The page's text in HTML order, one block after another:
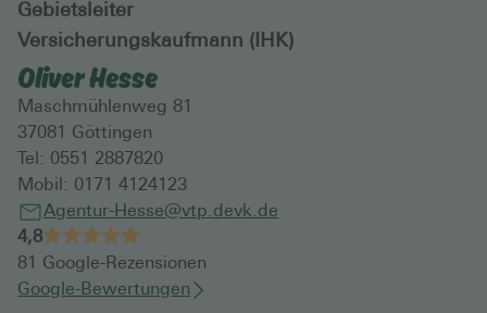
Gebietsleiter
Versicherungskaufmann (IHK)
Oliver Hesse
Maschmühlenweg 81
37081
Göttingen
Tel: 0551 2887820
Mobil: 0171 4124123
Agentur-Hesse@vtp.devk.de
4,8
81
Google-Rezensionen
Google-Bewertungen